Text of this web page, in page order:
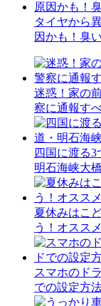
タイヤから
因かも！臭
迷惑！家の
察に通報す
四国に渡る
明石海峡大
夏休みはこ
う！オスス
スマホのド
での設定方